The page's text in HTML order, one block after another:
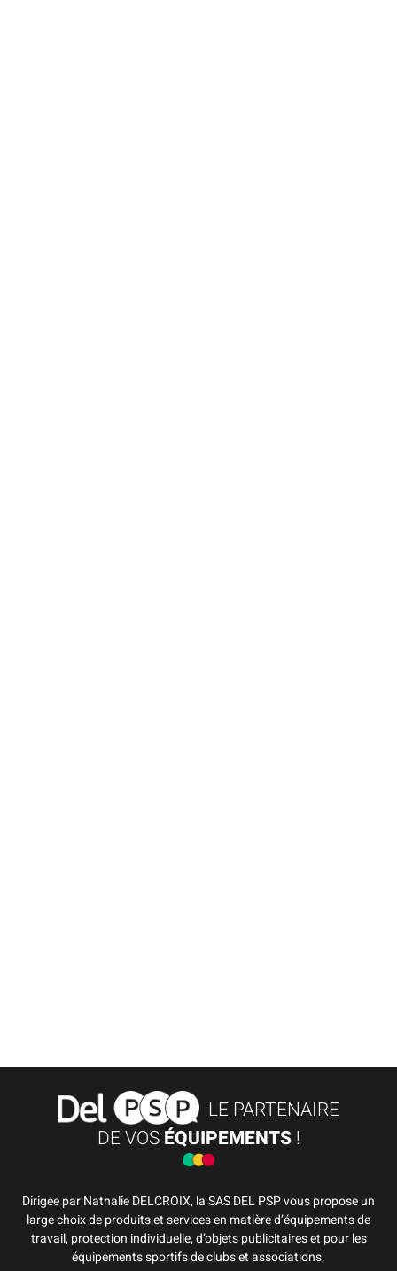
LE PARTENAIRE
DE VOSÉQUIPEMENTS!
Dirigée par Nathalie DELCROIX, la SAS DEL PSP vous propose un
large choix de produits et services en matière d’équipements de
travail, protection individuelle, d’objets publicitaires et pour les
équipements sportifs de clubs et associations.